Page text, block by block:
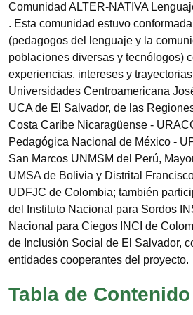
Comunidad ALTER-NATIVA
. Esta comunidad estuvo
(pedagogos del lenguaje y la
poblaciones diversas y tecnólogos)
experiencias, intereses y
Universidades Centroamericana
UCA de El Salvador, de las
Costa Caribe Nicaragüense -
Pedagógica Nacional de México -
San Marcos UNMSM del Perú,
UMSA de Bolivia y Distrital
UDFJC de Colombia; también
del Instituto Nacional para Sordos
Nacional para Ciegos INCI de
de Inclusión Social de El Salvador,
entidades cooperantes del proyecto.
Tabla de Contenido